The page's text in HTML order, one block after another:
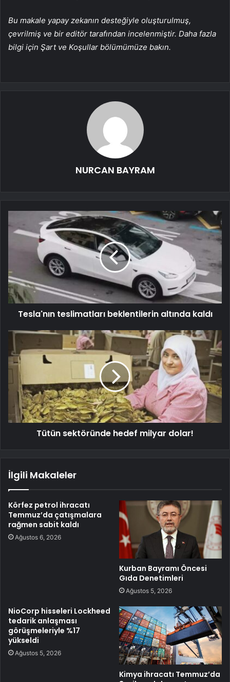
Bu makale yapay zekanın desteğiyle oluşturulmuş,
çevrilmiş ve bir editör tarafından incelenmiştir. Daha fazla
bilgi için Şart ve Koşullar bölümümüze bakın.
NURCAN BAYRAM
Tesla'nın teslimatları beklentilerin altında kaldı
Tütün sektöründe hedef milyar dolar!
İlgili Makaleler
Körfez petrol ihracatı
Temmuz’da çatışmalara
rağmen sabit kaldı
Ağustos 6, 2026
Kurban Bayramı Öncesi
Gıda Denetimleri
Ağustos 5, 2026
NioCorp hisseleri Lockheed
tedarik anlaşması
görüşmeleriyle %17
yükseldi
Ağustos 5, 2026
Kimya ihracatı Temmuz’da